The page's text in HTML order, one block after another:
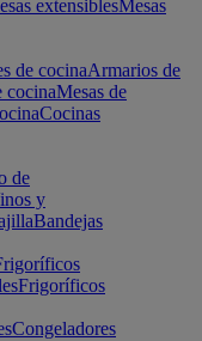
extensiblesMesas
de cocinaArmarios de
cocinaMesas de
Cocinas
de
y
Bandejas
Frigoríficos
Congeladores